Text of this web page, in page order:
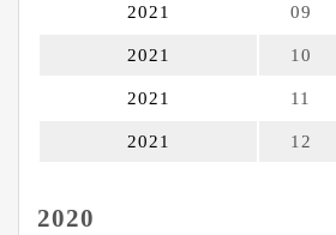
2021 09
2021 10
2021 11
2021 12
2020